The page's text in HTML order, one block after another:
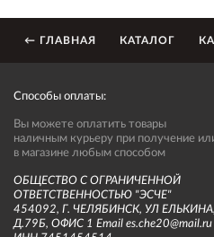
← ГЛАВНАЯ КАТАЛОГ
Способы оплаты:
Вы можете оплатить товары
наличным курьеру при получение
в магазине любым способом
ОБЩЕСТВО С ОГРАНИЧЕННОЙ
ОТВЕТСТВЕННОСТЬЮ "ЭСЧЕ"
454092, Г. ЧЕЛЯБИНСК, УЛ ЕЛЬКИНА,
Д.79Б, ОФИС 1 Email es.che20@mail.ru